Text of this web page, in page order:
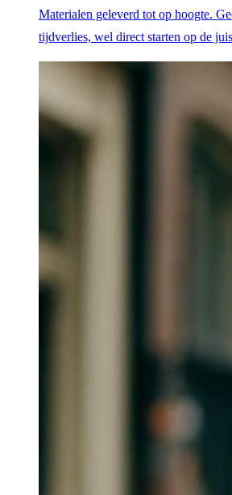
Materialen geleverd tot op hoogte.
tijdverlies, wel direct starten op de